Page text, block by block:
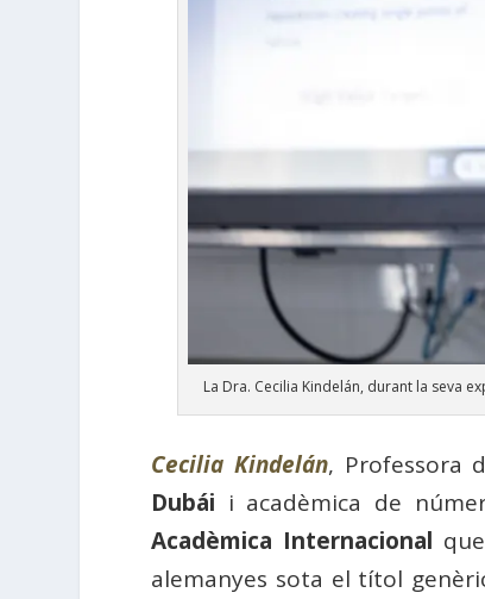
La Dra. Cecilia Kindelán, durant la seva
Cecilia Kindelán, Professora
Dubái i acadèmica de
Acadèmica Internacional
alemanyes sota el títol